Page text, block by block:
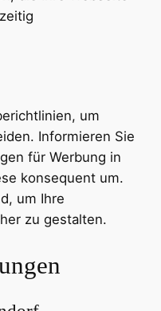
um
Informieren Sie
für Werbung in
konsequent um.
um Ihre
zu gestalten.